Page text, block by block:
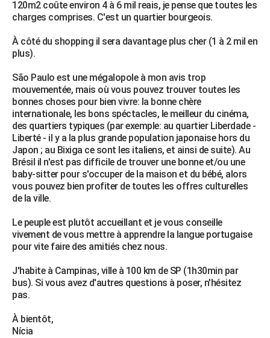
120m2 coûte environ 4 à 6 mil reais, je pense que toutes les
charges comprises. C'est un quartier bourgeois.
À côté du shopping il sera davantage plus cher (1 à 2 mil en
plus).
São Paulo est une mégalopole à mon avis trop
mouvementée, mais où vous pouvez trouver toutes les
bonnes choses pour bien vivre: la bonne chère
internationale, les bons spéctacles, le meilleur du cinéma,
des quartiers typiques (par exemple: au quartier Liberdade -
Liberté - il y a la plus grande population japonaise hors du
Japon ; au Bixiga ce sont les italiens, et ainsi de suite). Au
Brésil il n'est pas difficile de trouver une bonne et/ou une
baby-sitter pour s'occuper de la maison et du bébé, alors
vous pouvez bien profiter de toutes les offres culturelles
de la ville.
Le peuple est plutôt accueillant et je vous conseille
vivement de vous mettre à apprendre la langue portugaise
pour vite faire des amitiés chez nous.
J'habite à Campinas, ville à 100 km de SP (1h30min par
bus). Si vous avez d'autres questions à poser, n'hésitez
pas.
À bientôt,
Nícia